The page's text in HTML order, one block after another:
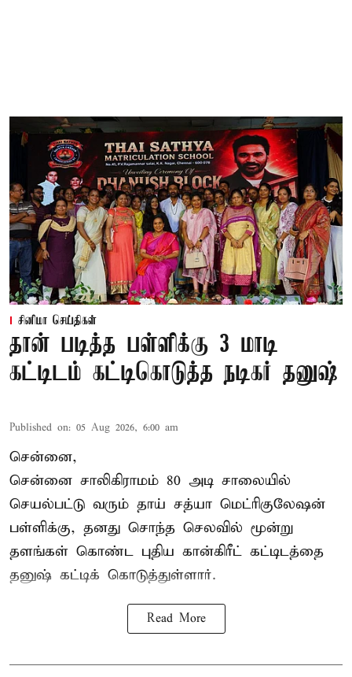
சினிமா செய்திகள்
தான் படித்த பள்ளிக்கு 3 மாடி
கட்டிடம் கட்டிகொடுத்த நடிகர் தனுஷ்
Published on: 05 Aug 2026, 6:00 am
சென்னை,
சென்னை சாலிகிராமம் 80 அடி சாலையில்
செயல்பட்டு வரும் தாய் சத்யா மெட்ரிகுலேஷன்
பள்ளிக்கு, தனது சொந்த செலவில் மூன்று
தளங்கள் கொண்ட புதிய கான்கிரீட் கட்டிடத்தை
தனுஷ் கட்டிக் கொடுத்துள்ளார்.
Read More